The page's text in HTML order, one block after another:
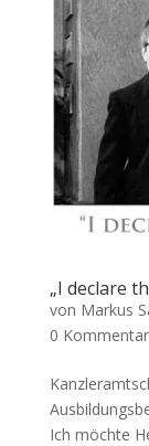
„I declare
von Markus
0
Ich möchte